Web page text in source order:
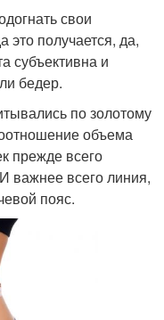
свои
это получается, да,
субъективна и
бедер.
по золотому
объема
прежде всего
важнее всего линия,
пояс.